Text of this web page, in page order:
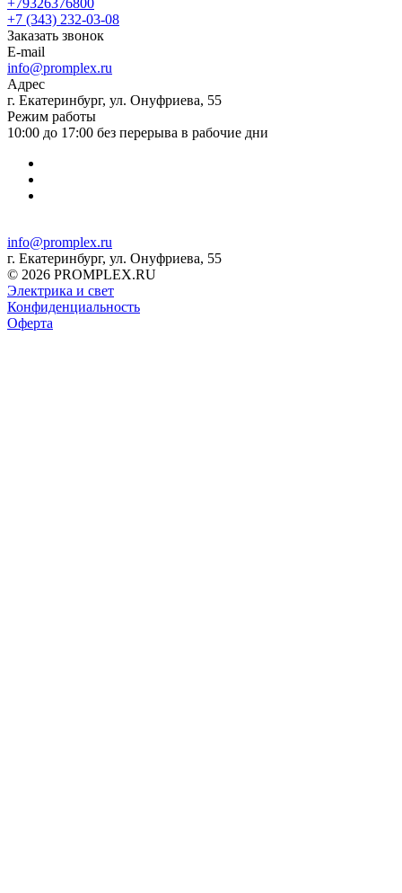
+79326376800
+7 (343) 232-03-08
Заказать звонок
E-mail
info@promplex.ru
Адрес
г. Екатеринбург, ул. Онуфриева, 55
Режим работы
10:00 до 17:00 без перерыва в рабочие дни
info@promplex.ru
г. Екатеринбург, ул. Онуфриева, 55
© 2026 PROMPLEX.RU
Электрика и свет
Конфиденциальность
Оферта